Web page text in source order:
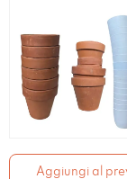
Aggiungi al